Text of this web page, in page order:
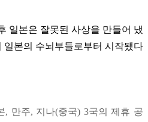
일본은 잘못된 사상을 만들어 냈
일본의 수뇌부들로부터 시작됐다
, 만주, 지나(중국) 3국의 제휴 공